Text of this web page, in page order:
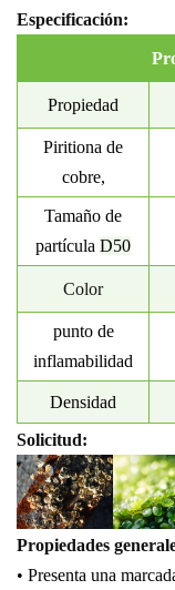
Especificación:
Propiedad
Piritiona de
cobre,
Tamaño de
partícula D50
Color
punto de
inflamabilidad
Densidad
Solicitud:
Propiedades
• Presenta una